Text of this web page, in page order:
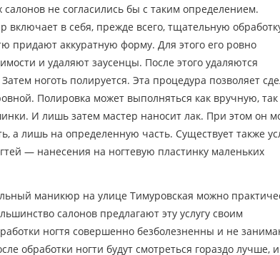
не согласились бы с таким определением.
в себя, прежде всего, тщательную
придают аккуратную форму. Для этого его ровно
и удаляют заусенцы. После этого удаляются
ноготь полируется. Эта процедура позволяет
Полировка может выполняться как вручную, так
И лишь затем мастер наносит лак. При этом он
а лишь на определенную часть. Существует также
— нанесения на ногтевую пластинку маленьких
маникюр на улице Тимуровская можно
салонов предлагают эту услугу своим
ногтя совершенно безболезненны и не
обработки ногти будут смотреться гораздо лучше,